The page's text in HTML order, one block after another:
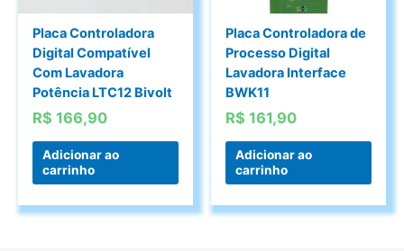
Placa Controladora
Digital Compatível
Com Lavadora
Potência LTC12 Bivolt
R$ 166,90
Adicionar ao
carrinho
Placa Controladora de
Processo Digital
Lavadora Interface
BWK11
R$ 161,90
Adicionar ao
carrinho